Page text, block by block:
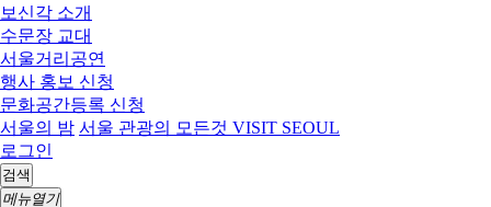
보신각 소개
수문장 교대
서울거리공연
행사 홍보 신청
문화공간등록 신청
서울의 밤 서울 관광의 모든것 VISIT SEOUL
로그인
검색
메뉴열기